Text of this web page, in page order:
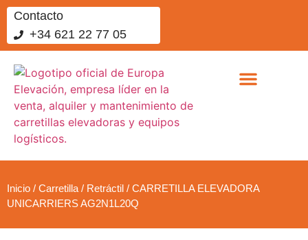
Contacto
+34 621 22 77 05
Inicio / Carretilla / Retráctil / CARRETILLA ELEVADORA
UNICARRIERS AG2N1L20Q